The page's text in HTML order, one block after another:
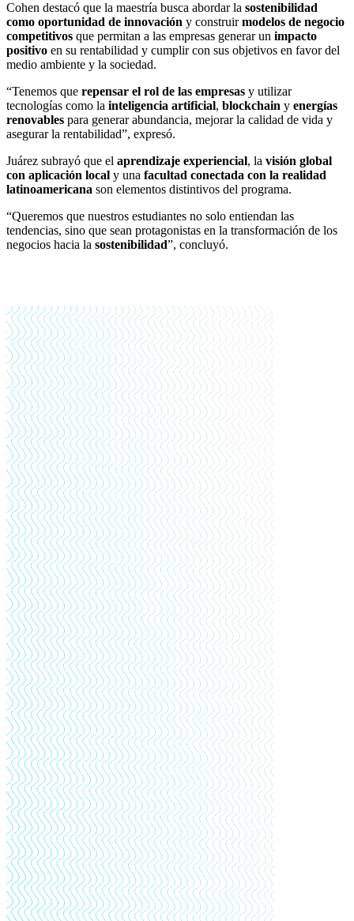
Cohen destacó que la maestría busca abordar la sostenibilidad
como oportunidad de innovación y construirmodelos de negocio
competitivos que permitan a las empresas generar un impacto
positivo en su rentabilidad y cumplir con sus objetivos en favor del
medio ambiente y la sociedad.
“Tenemos que repensar el rol de las empresas y utilizar
tecnologías como la inteligencia artificial, blockchain y energías
renovables para generar abundancia, mejorar la calidad de vida y
asegurar la rentabilidad”, expresó.
Juárez subrayó que el aprendizaje experiencial, la visión global
con aplicación local y una facultad conectada con la realidad
latinoamericana son elementos distintivos del programa.
“Queremos que nuestros estudiantes no solo entiendan las
tendencias, sino que sean protagonistas en la transformación de los
negocios hacia la sostenibilidad”, concluyó.